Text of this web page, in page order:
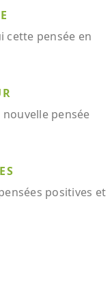
cette pensée en
pensée
positives et